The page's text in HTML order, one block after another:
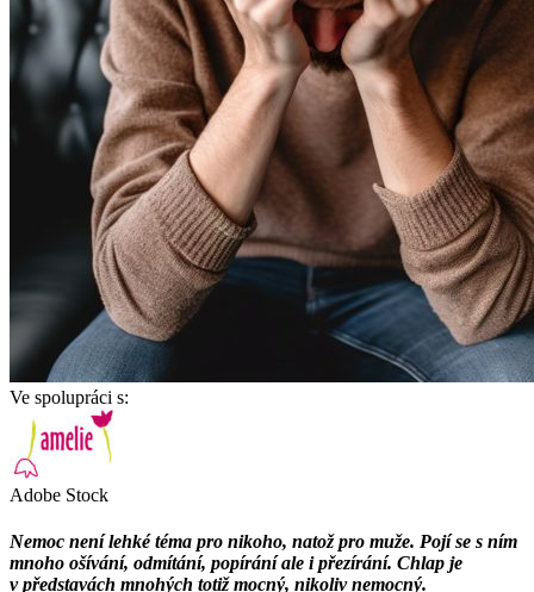
Ve spolupráci s:
Adobe Stock
Nemoc není lehké téma pro nikoho, natož pro muže. Pojí se s ním
mnoho ošívání, odmítání, popírání ale i přezírání. Chlap je
v představách mnohých totiž mocný, nikoliv nemocný.